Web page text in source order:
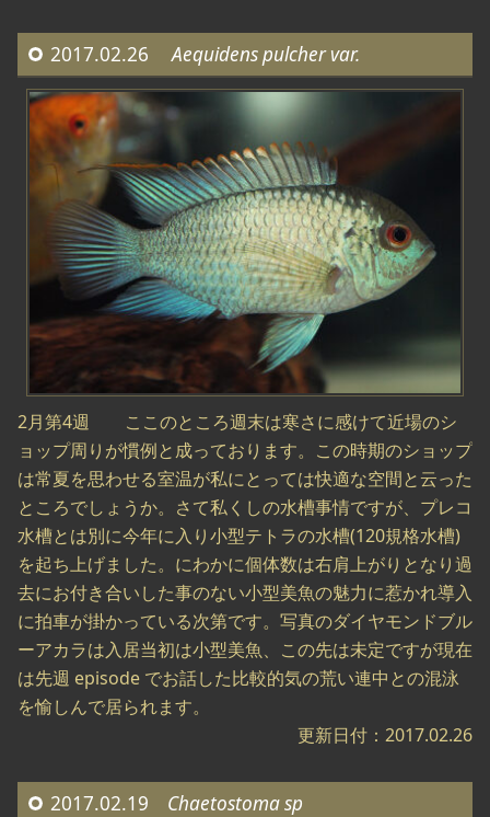
2017.02.26Aequidens pulcher var.
2月第4週 ここのところ週末は寒さに感けて近場のシ
ョップ周りが慣例と成っております。この時期のショップ
は常夏を思わせる室温が私にとっては快適な空間と云った
ところでしょうか。さて私くしの水槽事情ですが、プレコ
水槽とは別に今年に入り小型テトラの水槽(120規格水槽)
を起ち上げました。にわかに個体数は右肩上がりとなり過
去にお付き合いした事のない小型美魚の魅力に惹かれ導入
に拍車が掛かっている次第です。写真のダイヤモンドブル
ーアカラは入居当初は小型美魚、この先は未定ですが現在
は先週 episode でお話した比較的気の荒い連中との混泳
を愉しんで居られます。
更新日付：2017.02.26
2017.02.19 Chaetostoma sp